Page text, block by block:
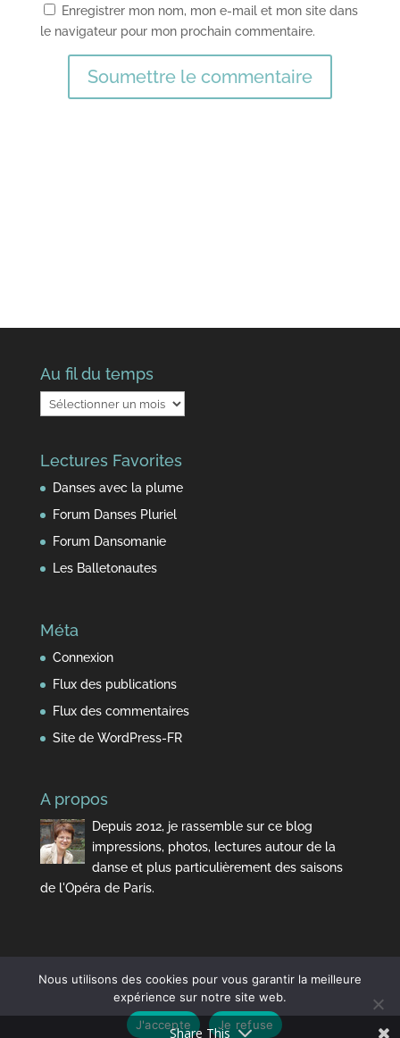
Enregistrer mon nom, mon e-mail et mon site dans
le navigateur pour mon prochain commentaire.
Soumettre le commentaire
Au fil du temps
Au
fil
temps
Lectures Favorites
Danses avec la plume
Forum Danses Pluriel
Forum Dansomanie
Les Balletonautes
Méta
Connexion
Flux des publications
Flux des commentaires
Site de WordPress-FR
A propos
Depuis 2012, je rassemble sur ce blog
impressions, photos, lectures autour de la
danse et plus particulièrement des saisons
de l'Opéra de Paris.
Elegant Themes | Propulsé par
Share This
Nous utilisons des cookies pour vous garantir la meilleure
expérience sur notre site web.
J'accepte
Je refuse